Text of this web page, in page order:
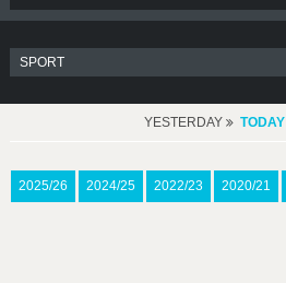
YESTERDAY TODAY
2025/26 2024/25 2022/23 2020/21